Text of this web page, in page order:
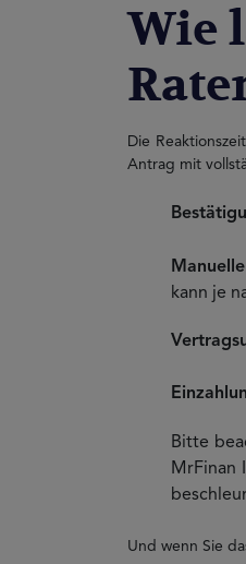
Wie
Die
Antrag mit
kann je
Bitte
MrFinan
Und wenn Sie